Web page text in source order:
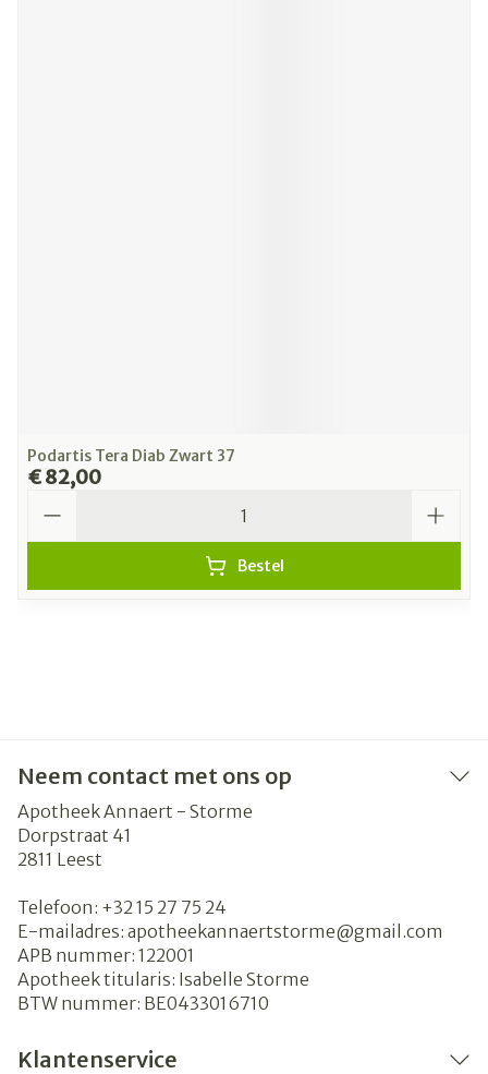
Podartis Tera Diab Zwart 37
€ 82,00
Bestel
Neem contact met ons op
Apotheek Annaert - Storme
Dorpstraat 41
2811 Leest
Telefoon: +32 15 27 75 24
E-mailadres: apotheekannaertstorme@gmail.com
APB nummer: 122001
Apotheek titularis: Isabelle Storme
BTW nummer: BE0433016710
Klantenservice